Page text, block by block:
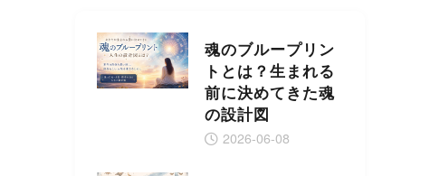
魂のブループリン
トとは？生まれる
前に決めてきた魂
の設計図
2026-06-08